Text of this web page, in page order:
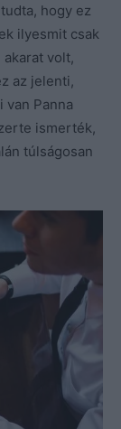
hogy ez
ilyesmit csak
akarat volt,
az jelenti,
van Panna
ismerték,
túlságosan